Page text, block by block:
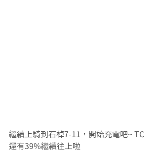
繼續上騎到石棹7-11，開始充電吧~ TC
還有39%繼續往上啦